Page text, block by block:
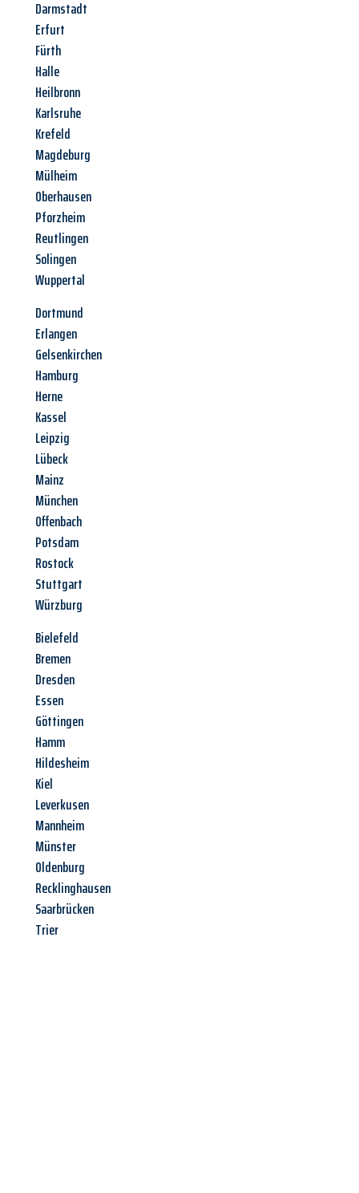
Darmstadt
Erfurt
Fürth
Halle
Heilbronn
Karlsruhe
Krefeld
Magdeburg
Mülheim
Oberhausen
Pforzheim
Reutlingen
Solingen
Wuppertal
Dortmund
Erlangen
Gelsenkirchen
Hamburg
Herne
Kassel
Leipzig
Lübeck
Mainz
München
Offenbach
Potsdam
Rostock
Stuttgart
Würzburg
Bielefeld
Bremen
Dresden
Essen
Göttingen
Hamm
Hildesheim
Kiel
Leverkusen
Mannheim
Münster
Oldenburg
Recklinghausen
Saarbrücken
Trier